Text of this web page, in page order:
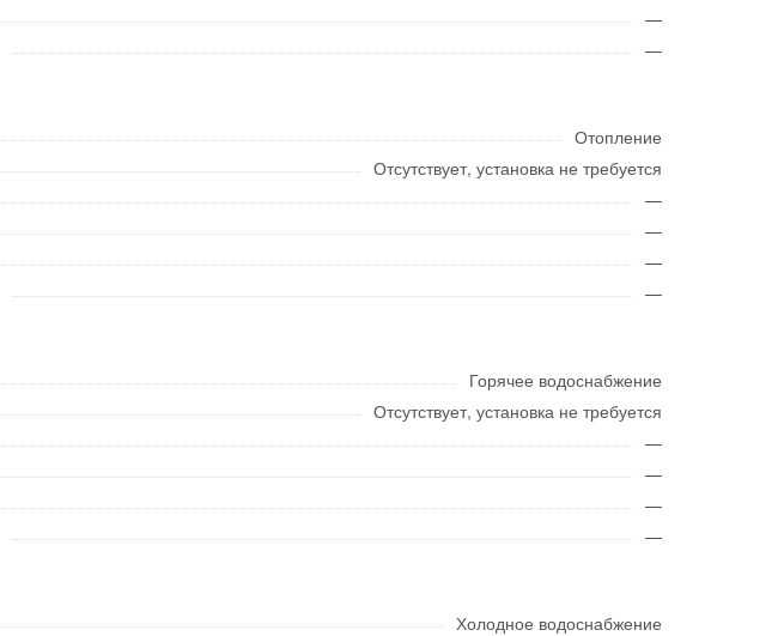
—
—
Отопление
Отсутствует, установка не требуется
—
—
—
—
Горячее водоснабжение
Отсутствует, установка не требуется
—
—
—
—
Холодное водоснабжение